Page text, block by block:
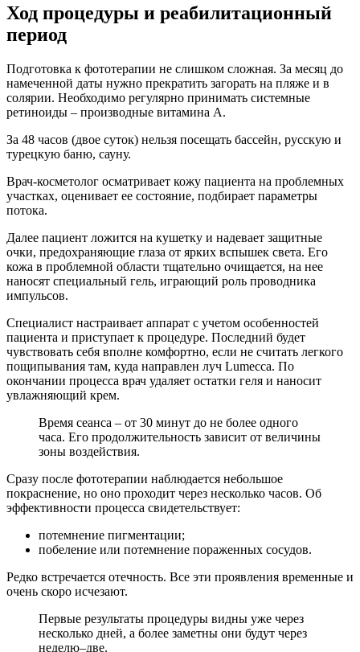
Ход процедуры и реабилитационный
период
Подготовка к фототерапии не слишком сложная. За месяц до
намеченной даты нужно прекратить загорать на пляже и в
солярии. Необходимо регулярно принимать системные
ретиноиды – производные витамина А.
За 48 часов (двое суток) нельзя посещать бассейн, русскую и
турецкую баню, сауну.
Врач-косметолог осматривает кожу пациента на проблемных
участках, оценивает ее состояние, подбирает параметры
потока.
Далее пациент ложится на кушетку и надевает защитные
очки, предохраняющие глаза от ярких вспышек света. Его
кожа в проблемной области тщательно очищается, на нее
наносят специальный гель, играющий роль проводника
импульсов.
Специалист настраивает аппарат с учетом особенностей
пациента и приступает к процедуре. Последний будет
чувствовать себя вполне комфортно, если не считать легкого
пощипывания там, куда направлен луч Lumecсa. По
окончании процесса врач удаляет остатки геля и наносит
увлажняющий крем.
Время сеанса – от 30 минут до не более одного
часа. Его продолжительность зависит от величины
зоны воздействия.
Сразу после фототерапии наблюдается небольшое
покраснение, но оно проходит через несколько часов. Об
эффективности процесса свидетельствует:
потемнение пигментации;
побеление или потемнение пораженных сосудов.
Редко встречается отечность. Все эти проявления временные и
очень скоро исчезают.
Первые результаты процедуры видны уже через
несколько дней, а более заметны они будут через
неделю–две.